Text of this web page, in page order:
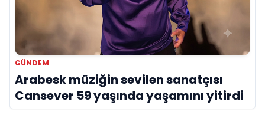
GÜNDEM
Arabesk müziğin sevilen sanatçısı
Cansever 59 yaşında yaşamını yitirdi